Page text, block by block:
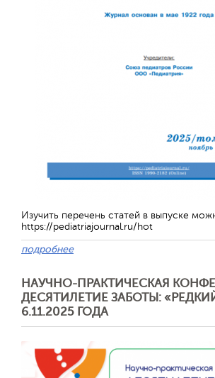
Изучить перечень статей в выпуске
https://pediatriajournal.ru/hot
подробнее
НАУЧНО-ПРАКТИЧЕСКАЯ
ДЕСЯТИЛЕТИЕ ЗАБОТЫ:
6.11.2025 ГОДА